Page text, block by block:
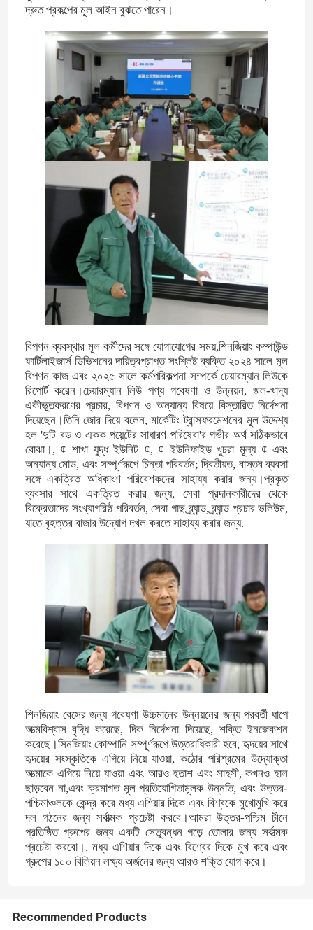
ভিডিও
আমাদের সম্পর্কে
কারখানা ভ্রমণ
মান নিয়ন্ত্রণ
যোগাযোগ করুন
খবর
ইউরিয়া
নাইট্রোজেন পটাসিয়াম সার
যৌগিক সার
ক্যালসিয়াম অ্যামোনিয়াম নাইট্রেট (CAN)
মেলামাইন
বায়ো-মিথানল
দ্রুত প্রকল্পের মূল আইন বুঝতে পারেন।
বিপণন ব্যবস্থার মূল কর্মীদের সঙ্গে যোগাযোগের সময়,শিনজিয়াং কম্পাউন্ড
ফার্টিলাইজার্স ডিভিশনের দায়িত্বপ্রাপ্ত সংশ্লিষ্ট ব্যক্তি ২০২৪ সালে মূল
বিপণন কাজ এবং ২০২৫ সালে কর্মপরিকল্পনা সম্পর্কে চেয়ারম্যান লিউকে
রিপোর্ট করেন।চেয়ারম্যান লিউ পণ্য গবেষণা ও উন্নয়ন, জল-খাদ্য
একীভূতকরণের প্রচার, বিপণন ও অন্যান্য বিষয়ে বিস্তারিত নির্দেশনা
দিয়েছেন।তিনি জোর দিয়ে বলেন, মার্কেটিং ট্রান্সফরমেশনের মূল উদ্দেশ্য
হল 'দুটি বড় ও একক পয়েন্টের সাধারণ পরিষেবা'র গভীর অর্থ সঠিকভাবে
বোঝা।, ¢ শাখা যুদ্ধ ইউনিট ¢, ¢ ইউনিফাইড খুচরা মূল্য ¢ এবং
অন্যান্য মোড, এবং সম্পূর্ণরূপে চিন্তা পরিবর্তন; দ্বিতীয়ত, বাস্তব ব্যবসা
সঙ্গে একত্রিত অধিকাংশ পরিবেশকদের সাহায্য করার জন্য।প্রকৃত
ব্যবসার সাথে একত্রিত করার জন্য, সেবা প্রদানকারীদের থেকে
বিক্রেতাদের সংখ্যাগরিষ্ঠ পরিবর্তন, সেবা গাছ ব্র্যান্ড, ব্র্যান্ড প্রচার ভলিউম,
যাতে বৃহত্তর বাজার উদ্যোগ দখল করতে সাহায্য করার জন্য.
শিনজিয়াং বেসের জন্য গবেষণা উচ্চমানের উন্নয়নের জন্য পরবর্তী ধাপে
আত্মবিশ্বাস বৃদ্ধি করেছে, দিক নির্দেশনা দিয়েছে, শক্তি ইনজেকশন
করেছে।সিনজিয়াং কোম্পানি সম্পূর্ণরূপে উত্তরাধিকারী হবে, হৃদয়ের সাথে
হৃদয়ের সংস্কৃতিকে এগিয়ে নিয়ে যাওয়া, কঠোর পরিশ্রমের উদ্যোক্তা
আত্মাকে এগিয়ে নিয়ে যাওয়া এবং আরও হতাশ এবং সাহসী, কখনও হাল
ছাড়বেন না,এবং ক্রমাগত মূল প্রতিযোগিতামূলক উন্নতি, এবং উত্তর-
পশ্চিমাঞ্চলকে কেন্দ্র করে মধ্য এশিয়ার দিকে এবং বিশ্বকে মুখোমুখি করে
দল গঠনের জন্য সর্বাত্মক প্রচেষ্টা করবে।আমরা উত্তর-পশ্চিম চীনে
প্রতিষ্ঠিত গ্রুপের জন্য একটি সেতুবন্ধন গড়ে তোলার জন্য সর্বাত্মক
প্রচেষ্টা করবো।, মধ্য এশিয়ার দিকে এবং বিশ্বের দিকে মুখ করে এবং
গ্রুপের ১০০ বিলিয়ন লক্ষ্য অর্জনের জন্য আরও শক্তি যোগ করে।
Recommended Products